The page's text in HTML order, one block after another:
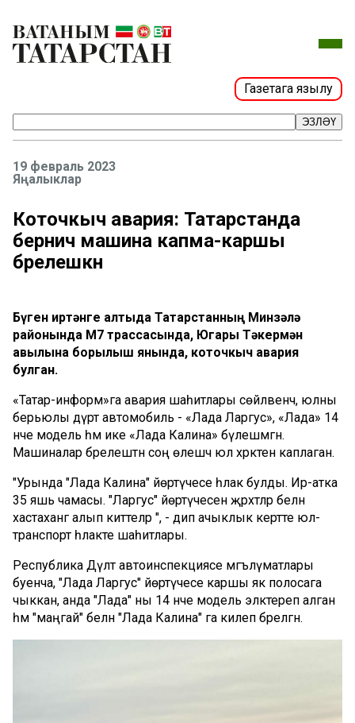
Газетага язылу
ЭЗЛӘҮ
19 февраль 2023
Яңалыклар
Коточкыч авария: Татарстанда
берничә машина капма-каршы
бәрелешкән
Бүген иртәнге алтыда Татарстанның Минзәлә
районында М7 трассасында, Югары Тәкермән
авылына борылыш янында, коточкыч авария
булган.
«Татар-информ»га авария шаһитлары сөйләвенчә, юлны
берьюлы дүрт автомобиль - «Лада Ларгус», «Лада» 14
нче модель һәм ике «Лада Калина» бүлешмәгән.
Машиналар бәрелештән соң өлешчә юл хәрәкәтен каплаган.
"Урында "Лада Калина" йөртүчесе һәлак булды. Ир-атка
35 яшь чамасы. "Ларгус" йөртүчесен җәрәхәтләр белән
хастаханәгә алып киттеләр ", - дип ачыклык кертте юл-
транспорт һәлакәте шаһитлары.
Республика Дәүләт автоинспекциясе мәгълүматлары
буенча, "Лада Ларгус" йөртүчесе каршы як полосага
чыккан, анда "Лада" ны 14 нче модель эләктереп алган
һәм "маңгай" белән "Лада Калина" га килеп бәрелгән.